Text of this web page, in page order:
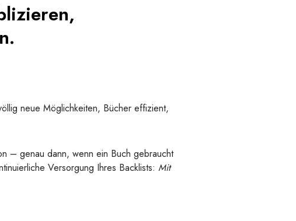
neue Möglichkeiten, Bücher effizient,
– genau dann, wenn ein Buch gebraucht
Versorgung Ihres Backlists: Mit